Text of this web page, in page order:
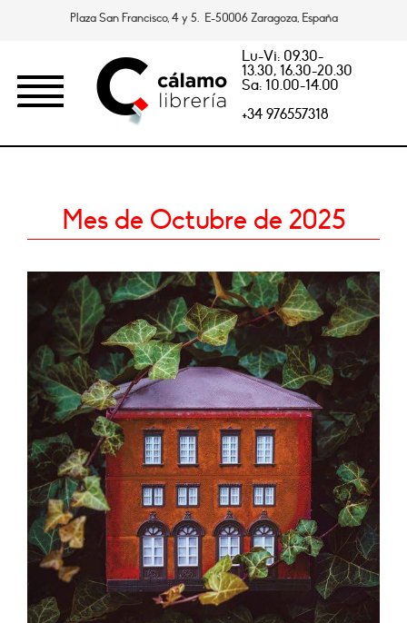
Plaza San Francisco, 4 y 5. E-50006 Zaragoza, España
Lu-Vi: 09.30-
13.30, 16.30-20.30
Sa: 10.00-14.00
+34 976557318
Mes de Octubre de 2025